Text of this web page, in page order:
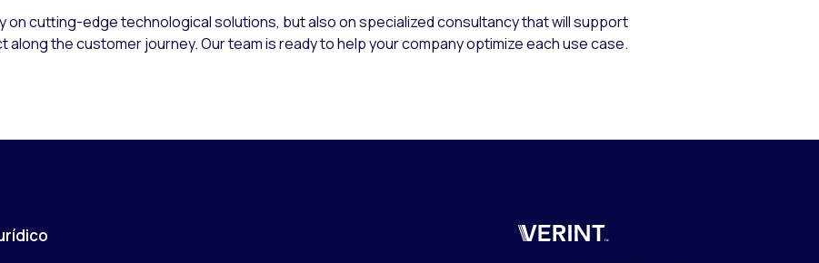
on cutting-edge technological solutions, but also on specialized consultancy that will support
the customer journey. Our team is ready to help your company optimize each use case.
Verint